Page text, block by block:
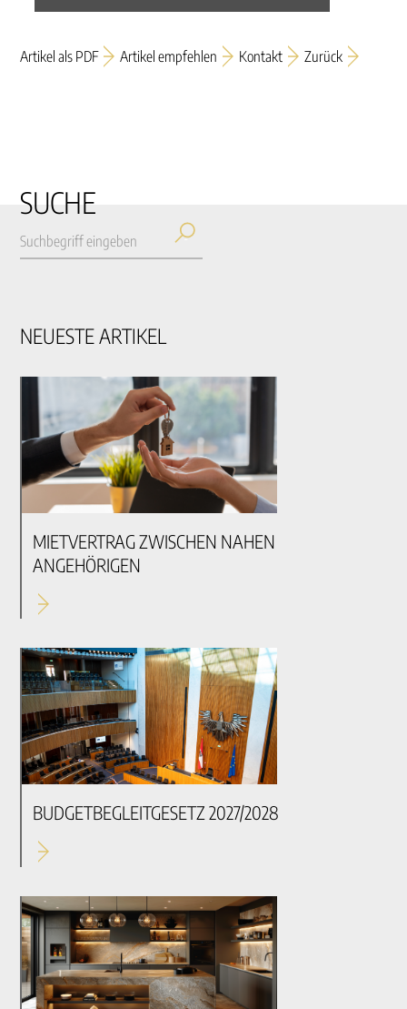
Artikel als PDF Artikel empfehlen Kontakt Zurück
SUCHE
NEUESTE ARTIKEL
MIETVERTRAG ZWISCHEN NAHEN
ANGEHÖRIGEN
BUDGETBEGLEITGESETZ 2027/2028